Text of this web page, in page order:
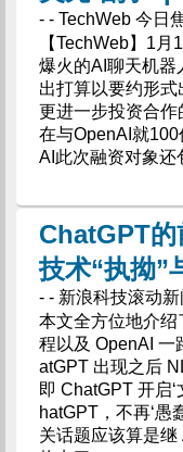
- - TechWeb 今日
【TechWeb】1
爆火的AI聊天机器
出打算以要约形
更进一步投资合作
在与OpenAI就
AI此次融资对象还
ChatGPT
技术“执拗”
- - 新浪科技滚动新
本文全方位地介
程以及 OpenAI 一
atGPT 出现之后
即 ChatGPT 开
hatGPT，不再‘
关话题应该算是